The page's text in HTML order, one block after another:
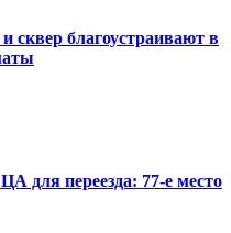
сквер благоустраивают в
для переезда: 77-е место